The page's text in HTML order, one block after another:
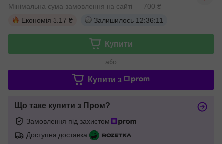
Мінімальна сума замовлення на сайті — 700 ₴
Економія 3.17 ₴ Залишилось 12:36:10
Купити
або
Купити з
Що таке купити з Пром?
Замовлення під захистом
Доступна доставка